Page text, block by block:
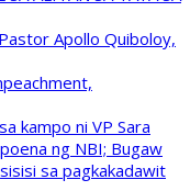
Apollo Quiboloy,
kampo ni VP Sara
ng NBI; Bugaw
sa pagkakadawit